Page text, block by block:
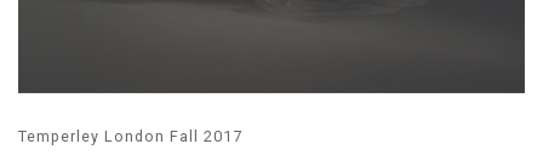
Temperley London Fall 2017